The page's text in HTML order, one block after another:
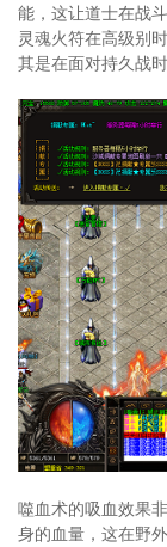
能，这让道士在战
灵魂火符在高级别
其是在面对持久战时
噬血术的吸血效果
身的血量，这在野